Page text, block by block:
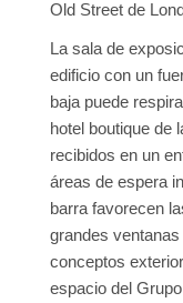
Old Street de
La sala de
edificio con un
baja puede
hotel boutique de
recibidos en un
áreas de espera
barra favorecen
grandes
conceptos
espacio del